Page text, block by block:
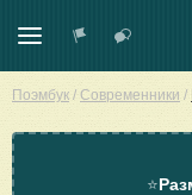
Поэмбук / Современники /
⭐